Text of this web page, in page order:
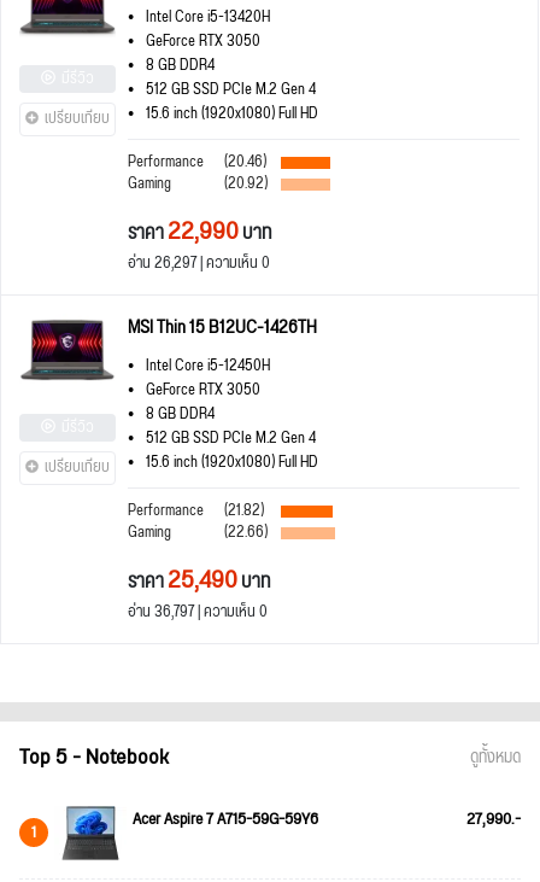
เปรียบเทียบ
Intel Core i5-13420H
GeForce RTX 3050
8 GB DDR4
512 GB SSD PCIe M.2 Gen 4
15.6 inch (1920x1080) Full HD
Performance
(20.46)
Gaming (20.92)
ราคา22,990บาท
อ่าน 26,297 | ความเห็น 0
เปรียบเทียบ
MSI Thin 15 B12UC-1426TH
Intel Core i5-12450H
GeForce RTX 3050
8 GB DDR4
512 GB SSD PCIe M.2 Gen 4
15.6 inch (1920x1080) Full HD
Performance
(21.82)
Gaming (22.66)
ราคา25,490บาท
อ่าน 36,797 | ความเห็น 0
Top 5 - Notebook ดูทั้งหมด
1 Acer Aspire 7 A715-59G-59Y6 27,990.-